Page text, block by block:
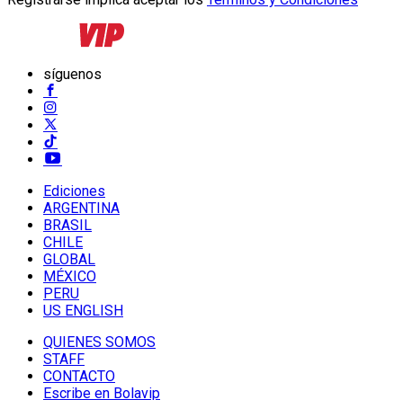
síguenos
Ediciones
ARGENTINA
BRASIL
CHILE
GLOBAL
MÉXICO
PERU
US ENGLISH
QUIENES SOMOS
STAFF
CONTACTO
Escribe en Bolavip